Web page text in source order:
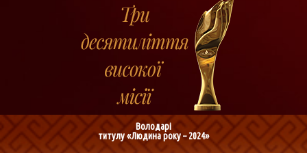
Володарі
титулу «Людина року – 2024»